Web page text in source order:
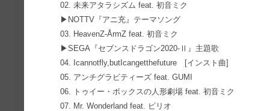
02. 未来アタラシズム feat. 初音ミク
▶NOTTV『アニ充』テーマソング
03. HeavenZ-ÅrmZ feat. 初音ミク
▶SEGA『セブンスドラゴン2020-Ⅱ』主題歌
04. Icannotfly,butIcangetthefuture [インスト曲]
05. アンチグラビティーズ feat. GUMI
06. トゥイー・ボックスの人形劇場 feat. 初音ミク
07. Mr. Wonderland feat. ピリオ